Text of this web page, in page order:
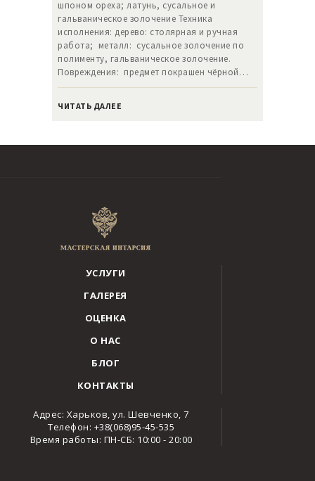
шпоном ореха; латунь, сусальное и
гальваническое золочение Техника
исполнения: дерево: столярная и ручная
работа; металл: сусальное золочение по
полименту, гальваническое золочение.
Повреждения: предмет покрашен чёрной…
ЧИТАТЬ ДАЛЕЕ
УСЛУГИ
ГАЛЕРЕЯ
ОЦЕНКА
О НАС
БЛОГ
КОНТАКТЫ
Адрес: Харьков, ул. Шевченко, 7
Телефон: +38(068)95-45-535
Время работы: ПН-СБ: 10:00 - 20:00